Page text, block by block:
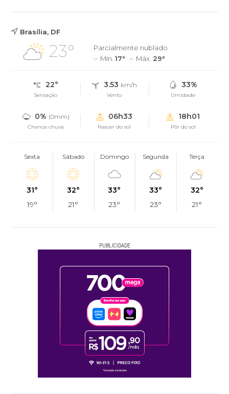
Brasília, DF
23°
Parcialmente nublado
Mín.17° Máx. 29°
22°
Sensação
3.53 km/h
Vento
33%
Umidade
0% (0mm)
Chance chuva
06h33
Nascer do sol
18h01
Pôr do sol
Sexta
31°
19°
Sábado
32°
21°
Domingo
33°
23°
Segunda
33°
23°
Terça
32°
21°
PUBLICIDADE